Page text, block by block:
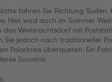
fahren Sie Richtung Süden.
Hier wird auch im Sommer
Weihnachtsdorf mit
Sie jedoch nach traditioneller
Polarkreis überqueren. Ein
Souvenir.